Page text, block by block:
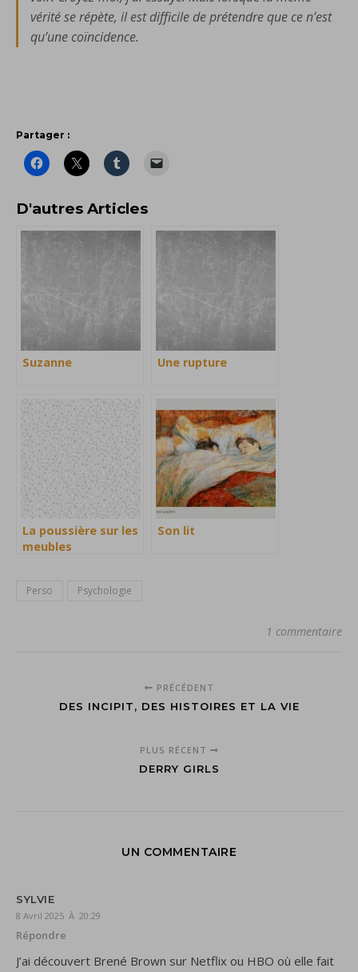
vérité se répète, il est difficile de prétendre que ce n’est
qu’une coïncidence.
Partager :
D'autres Articles
Suzanne Une rupture
La poussière sur les
meubles
Son lit
Perso Psychologie
1 commentaire
PRÉCÉDENT
DES INCIPIT, DES HISTOIRES ET LA VIE
PLUS RÉCENT
DERRY GIRLS
UN COMMENTAIRE
SYLVIE
8 Avril 2025 À 20:29
Répondre
J’ai découvert Brené Brown sur Netflix ou HBO où elle fait